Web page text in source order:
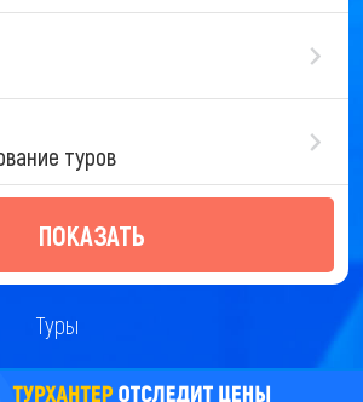
туров
ПОКАЗАТЬ
Туры